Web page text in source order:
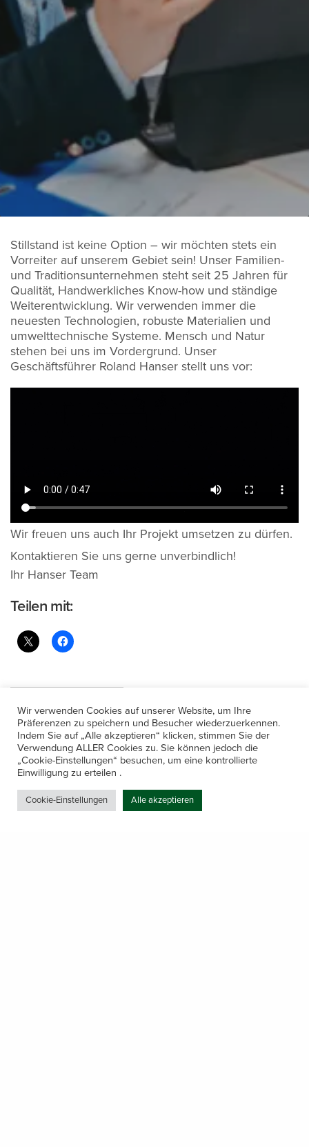
Stillstand ist keine Option – wir möchten stets ein
Vorreiter auf unserem Gebiet sein! Unser Familien-
und Traditionsunternehmen steht seit 25 Jahren für
Qualität, Handwerkliches Know-how und ständige
Weiterentwicklung. Wir verwenden immer die
neuesten Technologien, robuste Materialien und
umwelttechnische Systeme. Mensch und Natur
stehen bei uns im Vordergrund. Unser
Geschäftsführer Roland Hanser stellt uns vor:
Wir freuen uns auch Ihr Projekt umsetzen zu dürfen.
Kontaktieren Sie uns gerne unverbindlich!
Ihr Hanser Team
Teilen mit:
Ähnliche Beiträge
Anlagenbau mit
Leidenschaft und
Präzision: Unser
Leistungsumfang im
Detail
Was Service für uns
bedeutet – unser
11. August 2022
In "Allgemein"
Wir verwenden Cookies auf unserer Website, um Ihre
Präferenzen zu speichern und Besucher wiederzuerkennen.
Indem Sie auf „Alle akzeptieren“ klicken, stimmen Sie der
Verwendung ALLER Cookies zu. Sie können jedoch die
„Cookie-Einstellungen“ besuchen, um eine kontrollierte
Einwilligung zu erteilen .
Cookie-Einstellungen Alle akzeptieren